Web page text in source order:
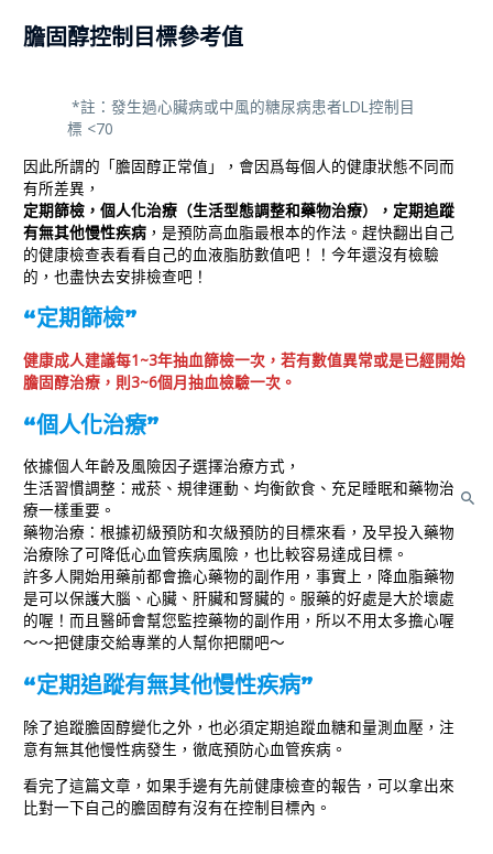
膽固醇控制目標參考值
*註：發生過心臟病或中風的糖尿病患者LDL控制目
標 <70
因此所謂的「膽固醇正常值」，會因爲每個人的健康狀態不同而
有所差異，
定期篩檢，個人化治療（生活型態調整和藥物治療），定期追蹤
有無其他慢性疾病 ，是預防高血脂最根本的作法。趕快翻出自己
的健康檢查表看看自己的血液脂肪數值吧！！今年還沒有檢驗
的，也盡快去安排檢查吧！
“定期篩檢”
健康成人建議每1~3年抽血篩檢一次，若有數值異常或是已經開始
膽固醇治療，則3~6個月抽血檢驗一次。
“個人化治療”
依據個人年齡及風險因子選擇治療方式，
生活習慣調整：戒菸、規律運動、均衡飲食、充足睡眠和藥物治
療一樣重要。
藥物治療：根據初級預防和次級預防的目標來看，及早投入藥物
治療除了可降低心血管疾病風險，也比較容易達成目標。
許多人開始用藥前都會擔心藥物的副作用，事實上，降血脂藥物
是可以保護大腦、心臟、肝臟和腎臟的。服藥的好處是大於壞處
的喔！而且醫師會幫您監控藥物的副作用，所以不用太多擔心喔
～～把健康交給專業的人幫你把關吧～
“定期追蹤有無其他慢性疾病”
除了追蹤膽固醇變化之外，也必須定期追蹤血糖和量測血壓，注
意有無其他慢性病發生，徹底預防心血管疾病。
看完了這篇文章，如果手邊有先前健康檢查的報告，可以拿出來
比對一下自己的膽固醇有沒有在控制目標內。